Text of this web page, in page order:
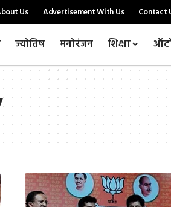
Us Advertisement With Us Contact
ज्योतिष मनोरंजन शिक्षा